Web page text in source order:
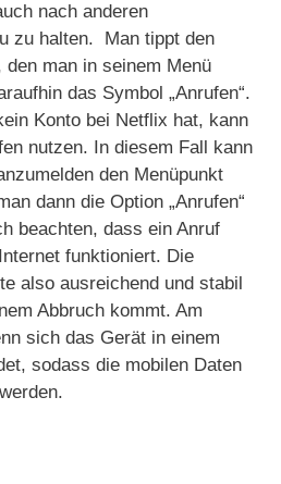
nach anderen
zu halten. Man tippt den
man in seinem Menü
das Symbol „Anrufen“.
Konto bei Netflix hat, kann
nutzen. In diesem Fall kann
den Menüpunkt
dann die Option „Anrufen“
beachten, dass ein Anruf
funktioniert. Die
also ausreichend und stabil
Abbruch kommt. Am
sich das Gerät in einem
sodass die mobilen Daten